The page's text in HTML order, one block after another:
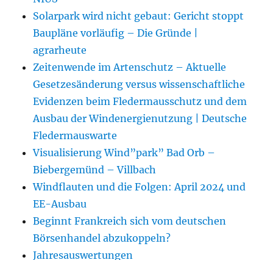
Solarpark wird nicht gebaut: Gericht stoppt
Baupläne vorläufig – Die Gründe |
agrarheute
Zeitenwende im Artenschutz – Aktuelle
Gesetzesänderung versus wissenschaftliche
Evidenzen beim Fledermausschutz und dem
Ausbau der Windenergienutzung | Deutsche
Fledermauswarte
Visualisierung Wind”park” Bad Orb –
Biebergemünd – Villbach
Windflauten und die Folgen: April 2024 und
EE-Ausbau
Beginnt Frankreich sich vom deutschen
Börsenhandel abzukoppeln?
Jahresauswertungen